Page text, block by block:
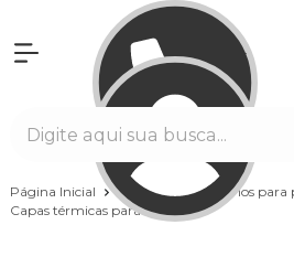
Página Inicial Piscinas
Acessórios para
Capas térmicas para Piscina